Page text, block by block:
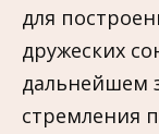
для
дружеских
дальнейшем
стремления